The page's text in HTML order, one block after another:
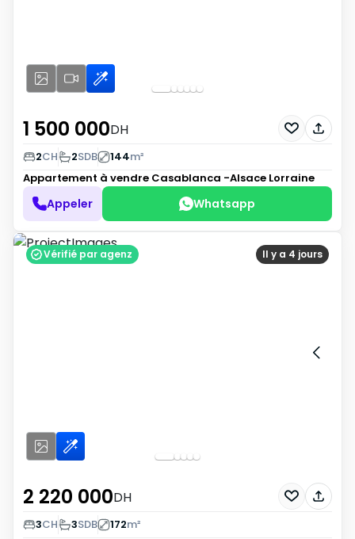
1 500 000DH
2CH 2SDB 144m²
Appartement à vendre Casablanca -Alsace Lorraine
Appeler Whatsapp
Il y a 4 jours
Vérifié par agenz
2 220 000DH
3CH 3SDB 172m²